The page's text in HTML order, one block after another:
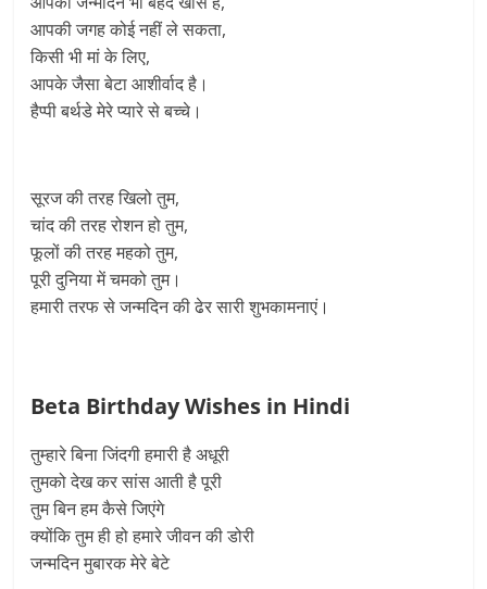
आपकी जगह कोई नहीं ले सकता,
किसी भी मां के लिए,
आपके जैसा बेटा आशीर्वाद है।
हैप्पी बर्थडे मेरे प्यारे से बच्चे।
सूरज की तरह खिलो तुम,
चांद की तरह रोशन हो तुम,
फूलों की तरह महको तुम,
पूरी दुनिया में चमको तुम।
हमारी तरफ से जन्मदिन की ढेर सारी शुभकामनाएं।
Beta Birthday Wishes in Hindi
तुम्हारे बिना जिंदगी हमारी है अधूरी
तुमको देख कर सांस आती है पूरी
तुम बिन हम कैसे जिएंगे
क्योंकि तुम ही हो हमारे जीवन की डोरी
जन्मदिन मुबारक मेरे बेटे